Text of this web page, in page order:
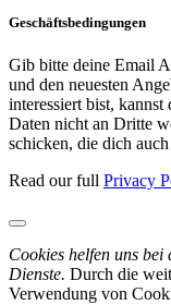
Geschäftsbedingungen
Gib bitte deine Email
und den neuesten
interessiert bist,
Daten nicht an Dritte
schicken, die dich
Read our full Privacy
Cookies helfen uns
Dienste. Durch die
Verwendung von